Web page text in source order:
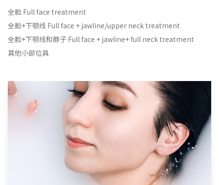
全脸 Full face treatment
全脸+下颚线 Full face + jawline/upper neck treatment
全脸+下颚线和脖子 Full face + jawline+ full neck treatment
其他小部位具